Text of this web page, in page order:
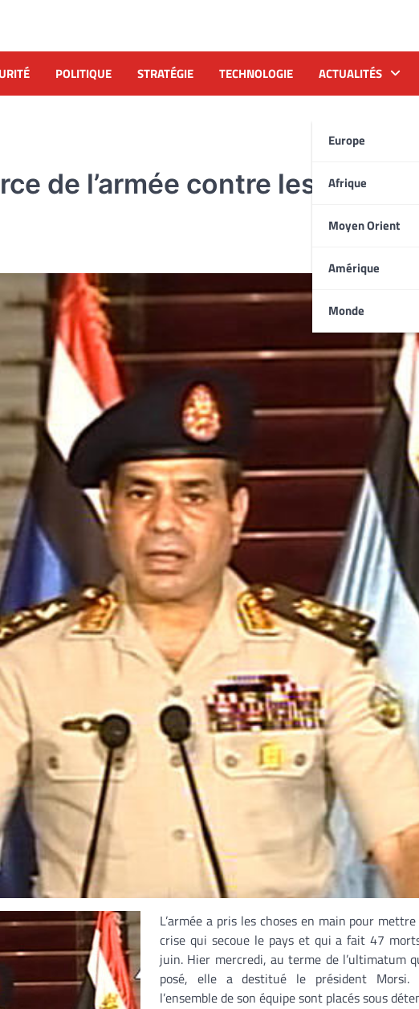
POLITIQUE STRATÉGIE TECHNOLOGIE ACTUALITÉS
Europe
Afrique
Moyen Orient
Amérique
Monde
de l’armée contre les Frères
L’armée a pris les choses en main pour
crise qui secoue le pays et qui a fait 47
juin. Hier mercredi, au terme de l’ultimatum
posé, elle a destitué le président Morsi.
l’ensemble de son équipe sont placés sous